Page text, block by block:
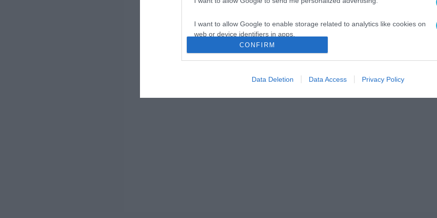
I want to allow Google to enable storage related to analytics like cookies on
web or device identifiers in apps.
I want to allow Google to enable storage related to functionality of the website
I want to allow Google to enable storage related to personalization.
CONFIRM
Data Deletion Data Access Privacy Policy